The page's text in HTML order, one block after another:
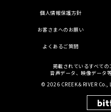
個人情報保護方針
お客さまへのお願い
よくあるご質問
掲載されているすべての
音声データ、映像データ
© 2026 CREEK＆RIVER